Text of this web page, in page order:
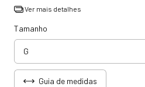
Ver mais detalhes
Tamanho
Guia de medidas